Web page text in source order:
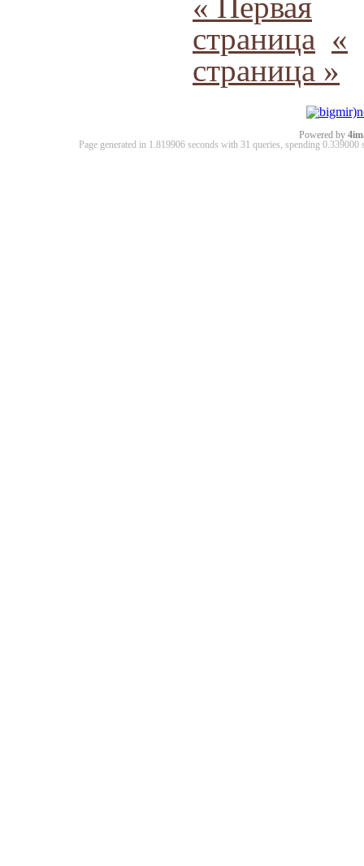
страница «
страница »
Powered by
Page generated in 1.819906 seconds with 31 queries, spending